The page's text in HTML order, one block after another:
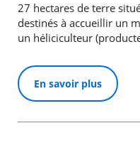
27 hectares de terre
destinés à accueillir un
un héliciculteur
En savoir plus